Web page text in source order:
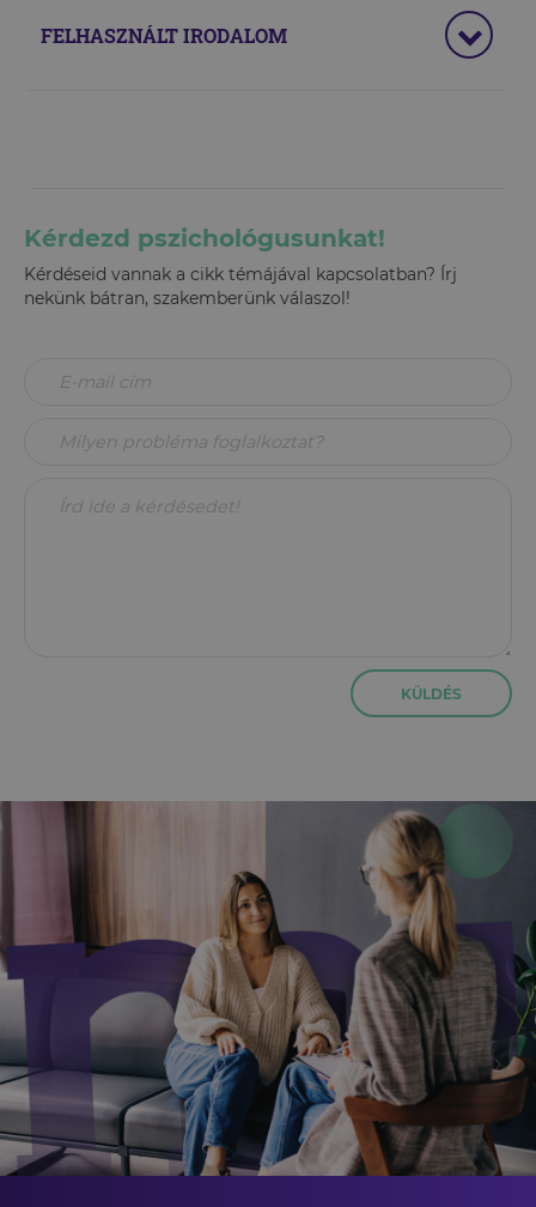
FELHASZNÁLT IRODALOM
Kérdezd pszichológusunkat!
Kérdéseid vannak a cikk témájával kapcsolatban? Írj
nekünk bátran, szakemberünk válaszol!
KÜLDÉS